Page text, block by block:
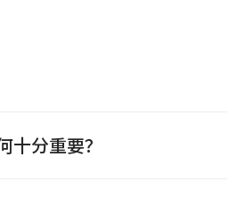
十分重要？